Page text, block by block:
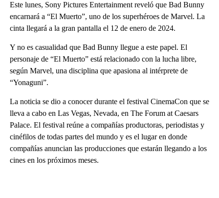
Este lunes, Sony Pictures Entertainment reveló que Bad Bunny
encarnará a “El Muerto”, uno de los superhéroes de Marvel. La
cinta llegará a la gran pantalla el 12 de enero de 2024.
Y no es casualidad que Bad Bunny llegue a este papel. El
personaje de “El Muerto” está relacionado con la lucha libre,
según Marvel, una disciplina que apasiona al intérprete de
“Yonaguni”.
La noticia se dio a conocer durante el festival CinemaCon que se
lleva a cabo en Las Vegas, Nevada, en The Forum at Caesars
Palace. El festival reúne a compañías productoras, periodistas y
cinéfilos de todas partes del mundo y es el lugar en donde
compañías anuncian las producciones que estarán llegando a los
cines en los próximos meses.